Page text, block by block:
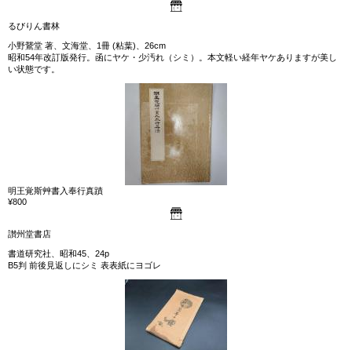
るびりん書林
小野鵞堂 著、文海堂、1冊 (粘葉)、26cm
昭和54年改訂版発行。函にヤケ・少汚れ（シミ）。本文軽い経年ヤケありますが美し
い状態です。
明王覚斯艸書入奉行真蹟
¥800
讃州堂書店
書道研究社、昭和45、24p
B5判 前後見返しにシミ 表表紙にヨゴレ